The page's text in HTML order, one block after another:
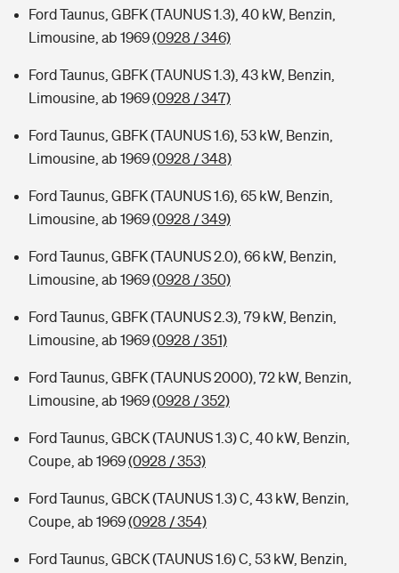
Ford Taunus, GBFK (TAUNUS 1.3), 40 kW, Benzin,
Limousine, ab 1969(0928 / 346)
Ford Taunus, GBFK (TAUNUS 1.3), 43 kW, Benzin,
Limousine, ab 1969(0928 / 347)
Ford Taunus, GBFK (TAUNUS 1.6), 53 kW, Benzin,
Limousine, ab 1969(0928 / 348)
Ford Taunus, GBFK (TAUNUS 1.6), 65 kW, Benzin,
Limousine, ab 1969(0928 / 349)
Ford Taunus, GBFK (TAUNUS 2.0), 66 kW, Benzin,
Limousine, ab 1969(0928 / 350)
Ford Taunus, GBFK (TAUNUS 2.3), 79 kW, Benzin,
Limousine, ab 1969(0928 / 351)
Ford Taunus, GBFK (TAUNUS 2000), 72 kW, Benzin,
Limousine, ab 1969(0928 / 352)
Ford Taunus, GBCK (TAUNUS 1.3) C, 40 kW, Benzin,
Coupe, ab 1969(0928 / 353)
Ford Taunus, GBCK (TAUNUS 1.3) C, 43 kW, Benzin,
Coupe, ab 1969(0928 / 354)
Ford Taunus, GBCK (TAUNUS 1.6) C, 53 kW, Benzin,